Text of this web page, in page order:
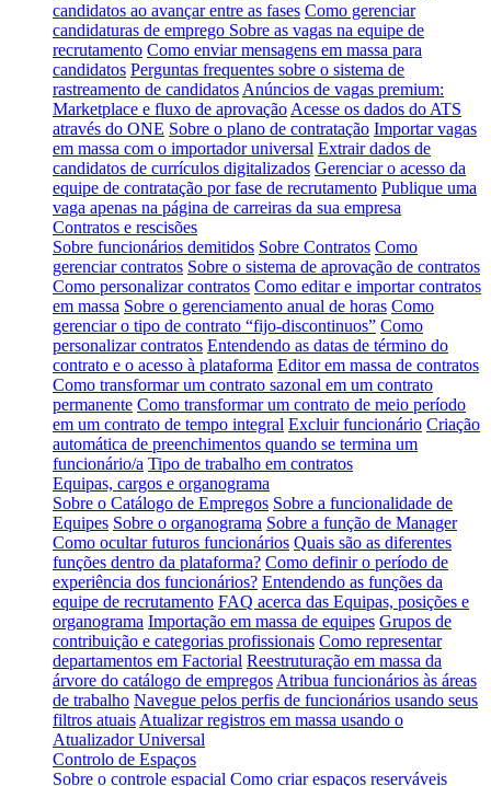
candidatos ao avançar entre as fases Como gerenciar
candidaturas de emprego Sobre as vagas na equipe de
recrutamento Como enviar mensagens em massa para
candidatos Perguntas frequentes sobre o sistema de
rastreamento de candidatos Anúncios de vagas premium:
Marketplace e fluxo de aprovação Acesse os dados do ATS
através do ONE Sobre o plano de contratação Importar vagas
em massa com o importador universal Extrair dados de
candidatos de currículos digitalizados Gerenciar o acesso da
equipe de contratação por fase de recrutamento Publique uma
vaga apenas na página de carreiras da sua empresa
Contratos e rescisões
Sobre funcionários demitidos Sobre Contratos Como
gerenciar contratos Sobre o sistema de aprovação de contratos
Como personalizar contratos Como editar e importar contratos
em massa Sobre o gerenciamento anual de horas Como
gerenciar o tipo de contrato “fijo-discontinuos” Como
personalizar contratos Entendendo as datas de término do
contrato e o acesso à plataforma Editor em massa de contratos
Como transformar um contrato sazonal em um contrato
permanente Como transformar um contrato de meio período
em um contrato de tempo integral Excluir funcionário Criação
automática de preenchimentos quando se termina um
funcionário/a Tipo de trabalho em contratos
Equipas, cargos e organograma
Sobre o Catálogo de Empregos Sobre a funcionalidade de
Equipes Sobre o organograma Sobre a função de Manager
Como ocultar futuros funcionários Quais são as diferentes
funções dentro da plataforma? Como definir o período de
experiência dos funcionários? Entendendo as funções da
equipe de recrutamento FAQ acerca das Equipas, posições e
organograma Importação em massa de equipes Grupos de
contribuição e categorias profissionais Como representar
departamentos em Factorial Reestruturação em massa da
árvore do catálogo de empregos Atribua funcionários às áreas
de trabalho Navegue pelos perfis de funcionários usando seus
filtros atuais Atualizar registros em massa usando o
Atualizador Universal
Controlo de Espaços
Sobre o controle espacial Como criar espaços reserváveis